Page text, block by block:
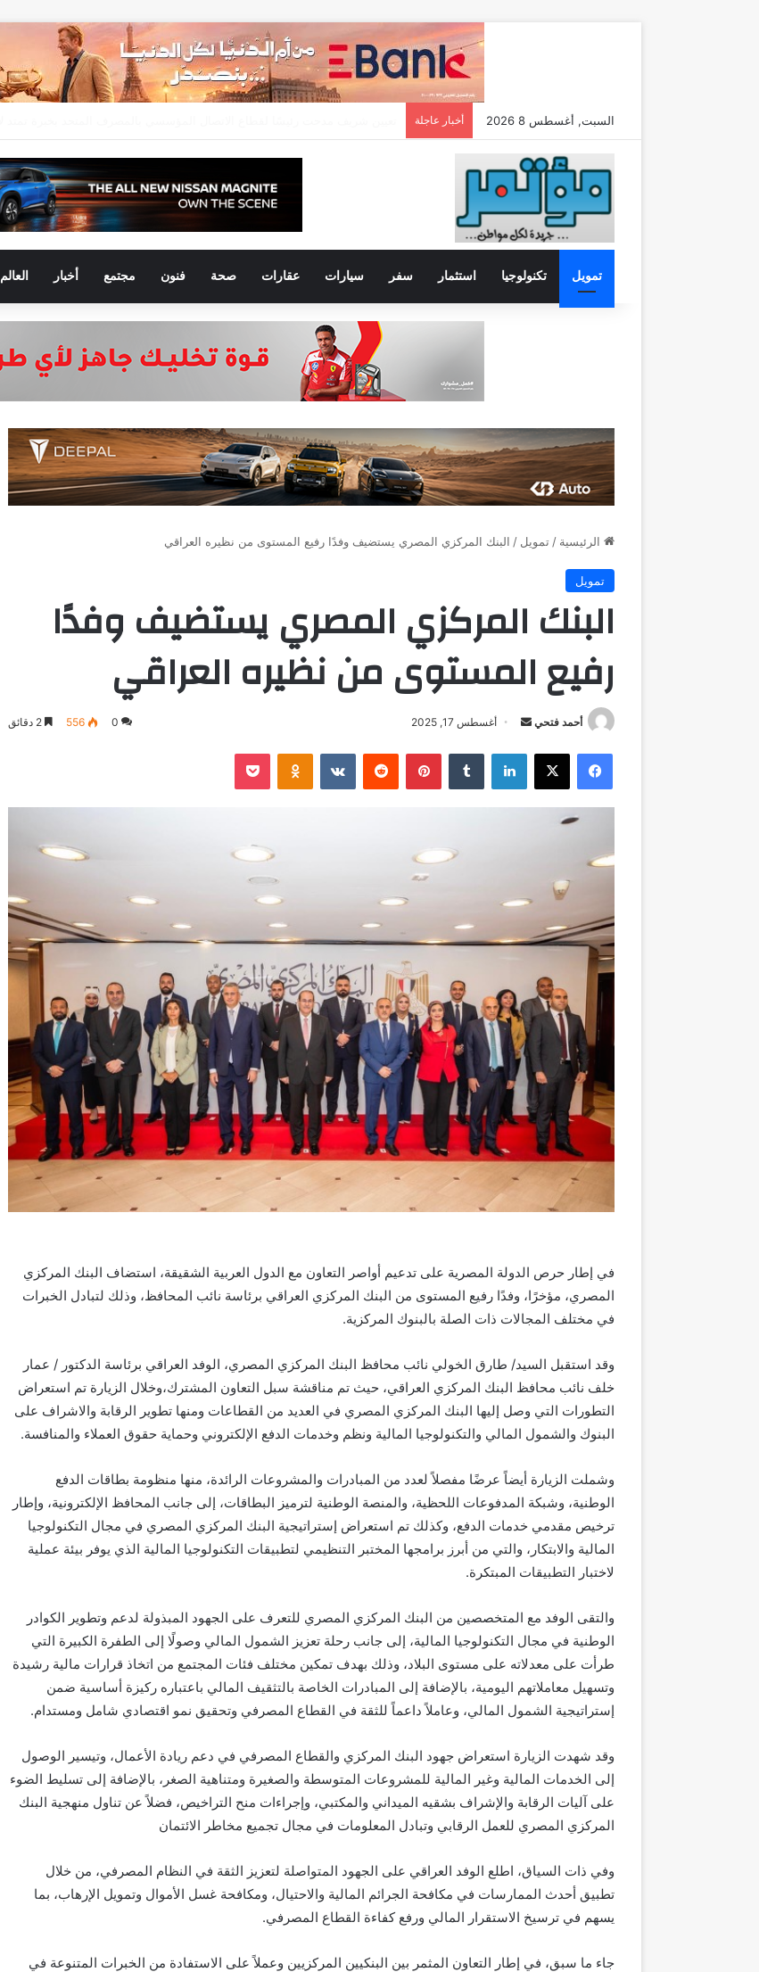
السبت, أغسطس 8 2026 أخبار عاجلة
تمويل تكنولوجيا استثمار سفر سيارات عقارات صحة فنون مجتمع أخبار العالم
الرئيسية / تمويل / البنك المركزي المصري يستضيف وفدًا رفيع المستوى من نظيره العراقي
تمويل
البنك المركزي المصري يستضيف وفدًا
رفيع المستوى من نظيره العراقي
أحمد فتحي
أرسل
إلكترونيا
أغسطس 17, 2025 0
556
فيسبوك ‫X لينكدإن بينتيريست Odnoklassniki
‫Pocket
في إطار حرص الدولة المصرية على تدعيم أواصر التعاون مع الدول العربية الشقيقة، استضاف البنك المركزي
المصري، مؤخرًا، وفدًا رفيع المستوى من البنك المركزي العراقي برئاسة نائب المحافظ، وذلك لتبادل الخبرات
في مختلف المجالات ذات الصلة بالبنوك المركزية.
وقد استقبل السيد/ طارق الخولي نائب محافظ البنك المركزي المصري، الوفد العراقي برئاسة الدكتور / عمار
خلف نائب محافظ البنك المركزي العراقي، حيث تم مناقشة سبل التعاون المشترك،وخلال الزيارة تم استعراض
التطورات التي وصل إليها البنك المركزي المصري في العديد من القطاعات ومنها تطوير الرقابة والاشراف على
البنوك والشمول المالي والتكنولوجيا المالية ونظم وخدمات الدفع الإلكتروني وحماية حقوق العملاء والمنافسة.
وشملت الزيارة أيضاً عرضًا مفصلاً لعدد من المبادرات والمشروعات الرائدة، منها منظومة بطاقات الدفع
الوطنية، وشبكة المدفوعات اللحظية، والمنصة الوطنية لترميز البطاقات، إلى جانب المحافظ الإلكترونية، وإطار
ترخيص مقدمي خدمات الدفع، وكذلك تم استعراض إستراتيجية البنك المركزي المصري في مجال التكنولوجيا
المالية والابتكار، والتي من أبرز برامجها المختبر التنظيمي لتطبيقات التكنولوجيا المالية الذي يوفر بيئة عملية
لاختبار التطبيقات المبتكرة.
والتقى الوفد مع المتخصصين من البنك المركزي المصري للتعرف على الجهود المبذولة لدعم وتطوير الكوادر
الوطنية في مجال التكنولوجيا المالية، إلى جانب رحلة تعزيز الشمول المالي وصولًا إلى الطفرة الكبيرة التي
طرأت على معدلاته على مستوى البلاد، وذلك بهدف تمكين مختلف فئات المجتمع من اتخاذ قرارات مالية رشيدة
وتسهيل معاملاتهم اليومية، بالإضافة إلى المبادرات الخاصة بالتثقيف المالي باعتباره ركيزة أساسية ضمن
إستراتيجية الشمول المالي، وعاملاًداعماً للثقة في القطاع المصرفي وتحقيق نمو اقتصادي شامل ومستدام.
وقد شهدت الزيارة استعراض جهود البنك المركزي والقطاع المصرفي في دعم ريادة الأعمال، وتيسير الوصول
إلى الخدمات المالية وغير المالية للمشروعات المتوسطة والصغيرة ومتناهية الصغر، بالإضافة إلى تسليط الضوء
على آليات الرقابة والإشراف بشقيه الميداني والمكتبي، وإجراءات منح التراخيص، فضلاًعن تناول منهجية البنك
المركزي المصري للعمل الرقابي وتبادل المعلومات في مجال تجميع مخاطر الائتمان
وفي ذات السياق، اطلع الوفد العراقي على الجهود المتواصلة لتعزيز الثقة في النظام المصرفي، من خلال
تطبيق أحدث الممارسات في مكافحة الجرائم المالية والاحتيال، ومكافحة غسل الأموال وتمويل الإرهاب، بما
يسهم في ترسيخ الاستقرار المالي ورفع كفاءة القطاع المصرفي.
جاء ما سبق، في إطار التعاون المثمر بين البنكيين المركزيين وعملاً على الاستفادة من الخبرات المتنوعة في